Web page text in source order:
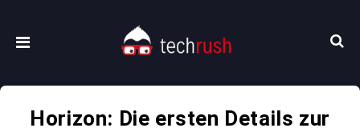
Horizon: Die ersten Details zur